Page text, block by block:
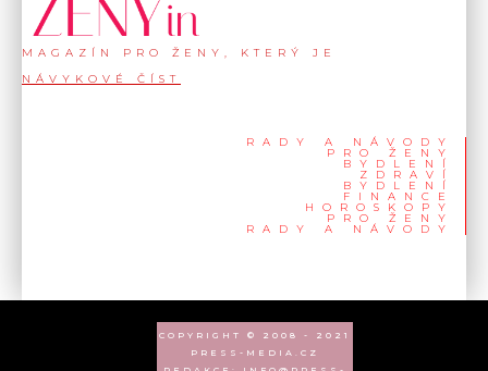
MAGAZÍN PRO ŽENY, KTERÝ JE
NÁVYKOVÉ ČÍST
RADY A NÁVODY
PRO ŽENY
BYDLENÍ
ZDRAVÍ
BYDLENÍ
FINANCE
HOROSKOPY
PRO ŽENY
RADY A NÁVODY
COPYRIGHT © 2008 - 2021
PRESS-MEDIA.CZ